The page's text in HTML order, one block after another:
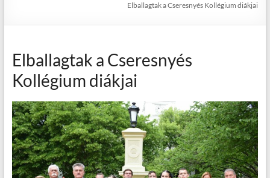
Elballagtak a Cseresnyés Kollégium diákjai
Elballagtak a Cseresnyés
Kollégium diákjai